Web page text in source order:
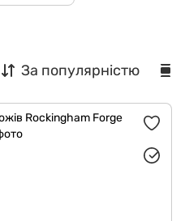
За популярністю